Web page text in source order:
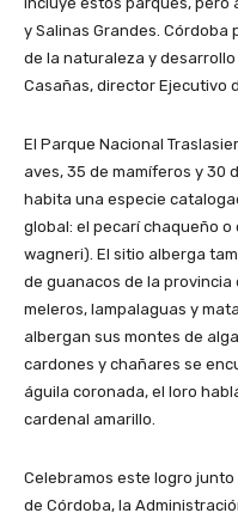
y Salinas Grandes.
de la naturaleza y
Casañas, director Ejecutivo
El Parque Nacional
aves, 35 de mamíferos y 30
habita una especie
global: el pecarí chaqueño
wagneri). El sitio alberga
de guanacos de la provincia
meleros, lampalaguas y
albergan sus montes de
cardones y chañares se
águila coronada, el loro
cardenal amarillo.
Celebramos este logro
de Córdoba, la